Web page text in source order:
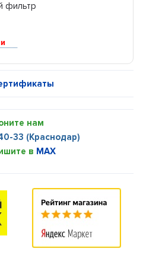
фильтр
нам
33 (Краснодар)
в MAX